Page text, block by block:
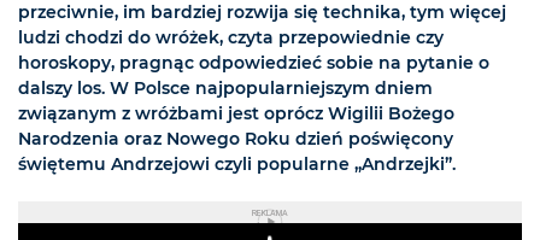
przeciwnie, im bardziej rozwija się technika, tym więcej
ludzi chodzi do wróżek, czyta przepowiednie czy
horoskopy, pragnąc odpowiedzieć sobie na pytanie o
dalszy los. W Polsce najpopularniejszym dniem
związanym z wróżbami jest oprócz Wigilii Bożego
Narodzenia oraz Nowego Roku dzień poświęcony
świętemu Andrzejowi czyli popularne „Andrzejki”.
REKLAMA